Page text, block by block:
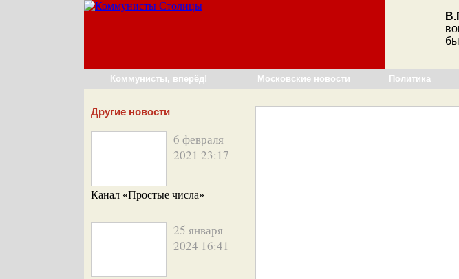
Коммунисты, вперёд! Московские новости Политика
Другие новости
6 февраля
2021 23:17
Канал «Простые числа»
25 января
2024 16:41